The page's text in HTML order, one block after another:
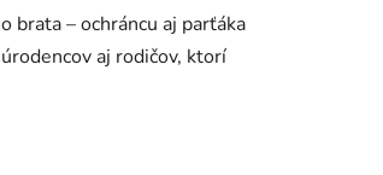
brata – ochráncu aj parťáka
aj rodičov, ktorí